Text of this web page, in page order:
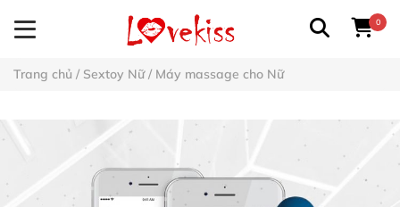
0
Trang chủ / Sextoy Nữ/ Máy massage cho Nữ